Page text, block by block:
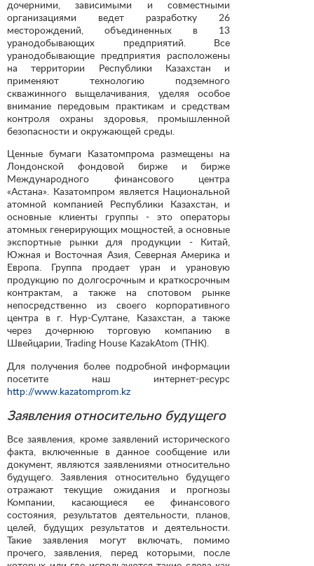
дочерними, зависимыми и совместными
организациями ведет разработку 26
месторождений, объединенных в 13
уранодобывающих предприятий. Все
уранодобывающие предприятия расположены
на территории Республики Казахстан и
применяют технологию подземного
скважинного выщелачивания, уделяя особое
внимание передовым практикам и средствам
контроля охраны здоровья, промышленной
безопасности и окружающей среды.
Ценные бумаги Казатомпрома размещены на
Лондонской фондовой бирже и бирже
Международного финансового центра
«Астана». Казатомпром является Национальной
атомной компанией Республики Казахстан, и
основные клиенты группы - это операторы
атомных генерирующих мощностей, а основные
экспортные рынки для продукции - Китай,
Южная и Восточная Азия, Северная Америка и
Европа. Группа продает уран и урановую
продукцию по долгосрочным и краткосрочным
контрактам, а также на спотовом рынке
непосредственно из своего корпоративного
центра в г. Нур-Султане, Казахстан, а также
через дочернюю торговую компанию в
Швейцарии, Trading House KazakAtom (ТНК).
Для получения более подробной информации
посетите наш интернет-ресурс
http://www.kazatomprom.kz
Заявления относительно будущего
Все заявления, кроме заявлений исторического
факта, включенные в данное сообщение или
документ, являются заявлениями относительно
будущего. Заявления относительно будущего
отражают текущие ожидания и прогнозы
Компании, касающиеся ее финансового
состояния, результатов деятельности, планов,
целей, будущих результатов и деятельности.
Такие заявления могут включать, помимо
прочего, заявления, перед которыми, после